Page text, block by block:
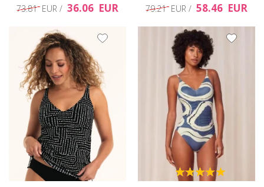
73.81 EUR / 36.06 EUR
79.21 EUR / 58.46 EUR